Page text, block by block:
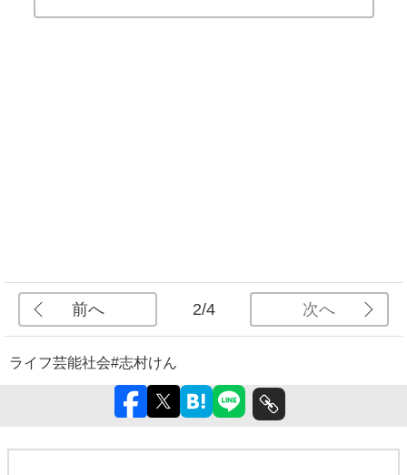
前へ 2/4 次へ
ライフ芸能社会#志村けん